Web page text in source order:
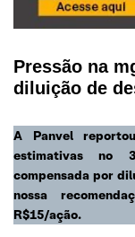
Pressão na
diluição de
A Panvel
estimativas no
compensada por
nossa
R$15/ação.